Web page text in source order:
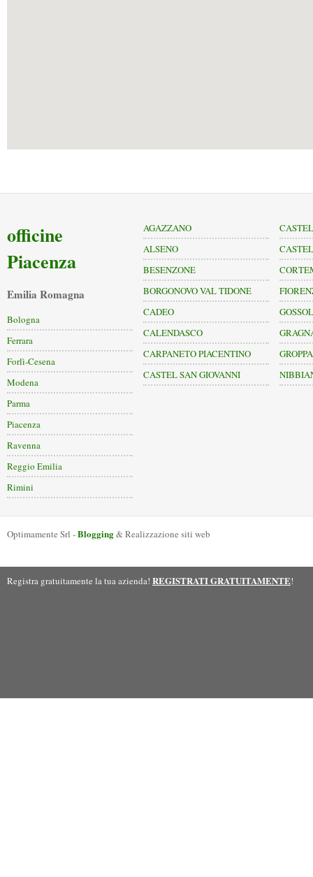
officine
Piacenza
Emilia Romagna
Bologna
Ferrara
Forlì-Cesena
Modena
Parma
Piacenza
Ravenna
Reggio Emilia
Rimini
AGAZZANO
ALSENO
BESENZONE
BORGONOVO VAL TIDONE
CADEO
CALENDASCO
CARPANETO PIACENTINO
CASTEL SAN GIOVANNI
Optimamente Srl -Blogging& Realizzazione siti web
Registra gratuitamente la tua azienda! REGISTRATI GRATUITAMENTE!